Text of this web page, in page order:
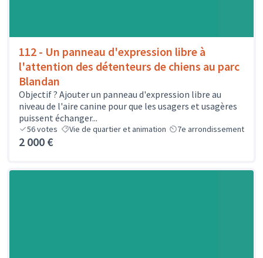
112 - Un panneau d'expression libre à
l'attention des détenteurs de chiens au parc
Blandan
Objectif ? Ajouter un panneau d'expression libre au
niveau de l'aire canine pour que les usagers et usagères
puissent échanger...
56votes Vie de quartier et animation 7e arrondissement
2 000 €